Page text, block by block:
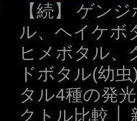
【続】 ゲン
ル、ヘイケボ
ヒメボタル、
ドボタル(幼
タル4種の発
クトル比較 │